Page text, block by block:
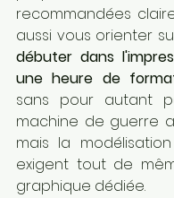
recommandées
débuter dans
une heure de
sans pour autant
machine de guerre
mais la
exigent tout de
graphique dédiée.